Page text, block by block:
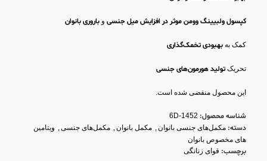
کپسول ولبیینگ وومن موثر در افزایش میل جنسی و باروری بانوان
کمک به بهبودی تخمک‌گذاری
تحریک تولید هورمون‌های جنسی
این محصول منقضی شده است.
شناسه محصول: 6D-1452
دسته: مکمل‌های جنسی بانوان, مکمل بانوان, مکمل‌های جنسی, ویتامین
های مخصوص بانوان
برچسب: قوای زنانگی